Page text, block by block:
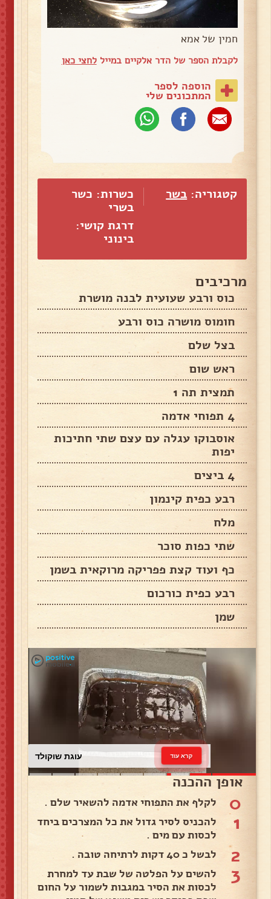
חמין של אמא
לקבלת הספר של הדר אלקיים במייללחצי כאן
הוספה לספר
המתכונים שלי
קטגוריה: בשר
כשרות: כשר
בשרי
דרגת קושי:
בינוני
מרכיבים
כוס ורבע שעועית לבנה מושרת
חומוס מושרה כוס ורבע
בצל שלם
ראש שום
תמצית תה 1
4 תפוחי אדמה
אוסבוקו עגלה עם עצם שתי חתיכות
יפות
4 ביצים
רבע כפית קינמון
מלח
שתי כפות סוכר
כף ועוד קצת פפריקה מרוקאית בשמן
רבע כפית כורכום
שמן
עוגת שוקולד קרא עוד
אופן ההכנה
0 לקלף את התפוחי אדמה להשאיר שלם .
1
להכניס לסיר גדול את כל המצרכים ביחד
לכסות עם מים .
2 לבשל כ 40 דקות לרתיחה טובה .
3
להשים על הפלטה של שבת עד למחרת
לכסות את הסיר במגבות לשמור על החום